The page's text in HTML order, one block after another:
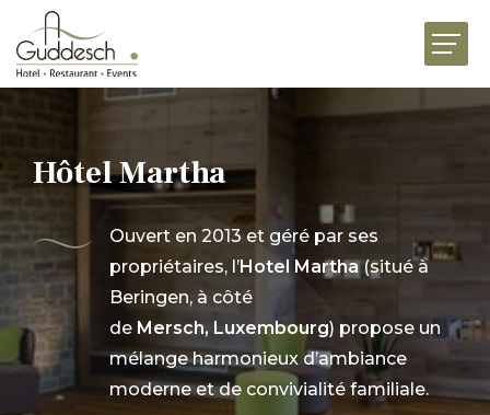
CONTACT
RESTAURANTS
ÉVÉNEMENTS
BUSINESS
FESTIVITÉS
UNIVERS DE SAVEURS
Hôtel Martha
Ouvert en 2013 et géré par ses
propriétaires, l’Hotel Martha(situé à
Beringen, à côté
de Mersch, Luxembourg) propose un
mélange harmonieux d’ambiance
moderne et de convivialité familiale.